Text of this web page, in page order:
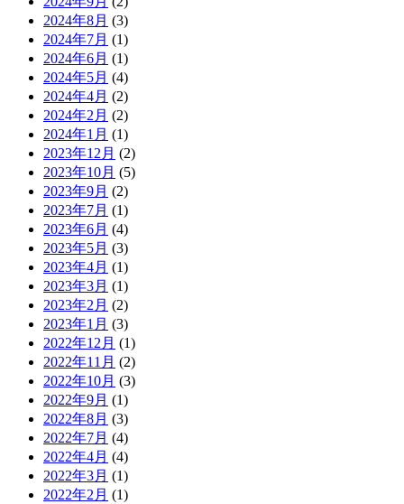
2024年8月 (3)
2024年7月 (1)
2024年6月 (1)
2024年5月 (4)
2024年4月 (2)
2024年2月 (2)
2024年1月 (1)
2023年12月 (2)
2023年10月 (5)
2023年9月 (2)
2023年7月 (1)
2023年6月 (4)
2023年5月 (3)
2023年4月 (1)
2023年3月 (1)
2023年2月 (2)
2023年1月 (3)
2022年12月 (1)
2022年11月 (2)
2022年10月 (3)
2022年9月 (1)
2022年8月 (3)
2022年7月 (4)
2022年4月 (4)
2022年3月 (1)
2022年2月 (1)